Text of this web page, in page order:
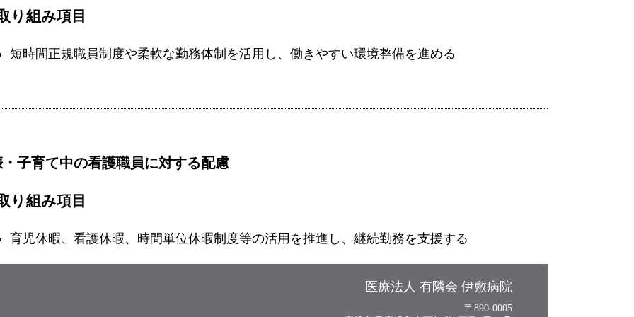
り組み項目
短時間正規職員制度や柔軟な勤務体制を活用し、働きやすい環境整備を進める
子育て中の看護職員に対する配慮
り組み項目
育児休暇、看護休暇、時間単位休暇制度等の活用を推進し、継続勤務を支援する
医療法人 有隣会 伊敷病院
〒890-0005